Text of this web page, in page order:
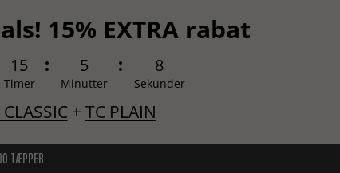
15% EXTRA rabat
15
Timer
5
Minutter
7
Sekunder
+ TC PLAIN
TÆPPER